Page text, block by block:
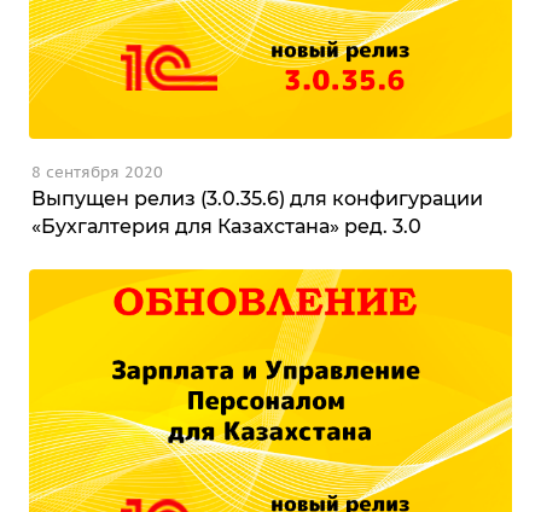
Выпущен релиз (3.0.35.6) для конфигурации
«Бухгалтерия для Казахстана» ред. 3.0
8 сентября 2020